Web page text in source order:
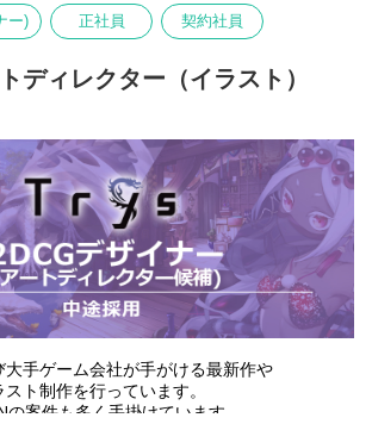
籍での編集経験はなくても大丈夫です！
マ割りや演出は我々にとってもまだまだ模索
表現が生まれてくる領域だと考えています。
にとらわれず、新しい手法や技術にチャレン
ものを自分の手で生み出し世の中に発信した
ている方と、一緒にものづくりをしたいと
ったな、あのアニメのカット割りかっこいい
社の新しい作品に活かしてください！社内の
エイターです。
、苦しみはあると思います・・・しかし周り
たくさんいます！
事業を成長させていきましょう！
ー) 正社員 契約社員
ディレクター（イラスト）
大手ゲーム会社が手がける最新作や
ト制作を行っています。
案件も多く手掛けています。